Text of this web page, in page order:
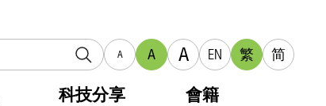
A A A EN 繁 简
科技分享 會籍